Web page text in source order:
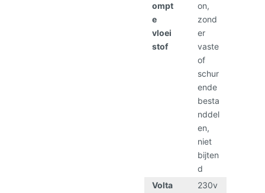
ompt
e
vloei
stof
on,
zond
er
vaste
of
schur
ende
besta
nddel
en,
niet
bijten
d
Volta
230v